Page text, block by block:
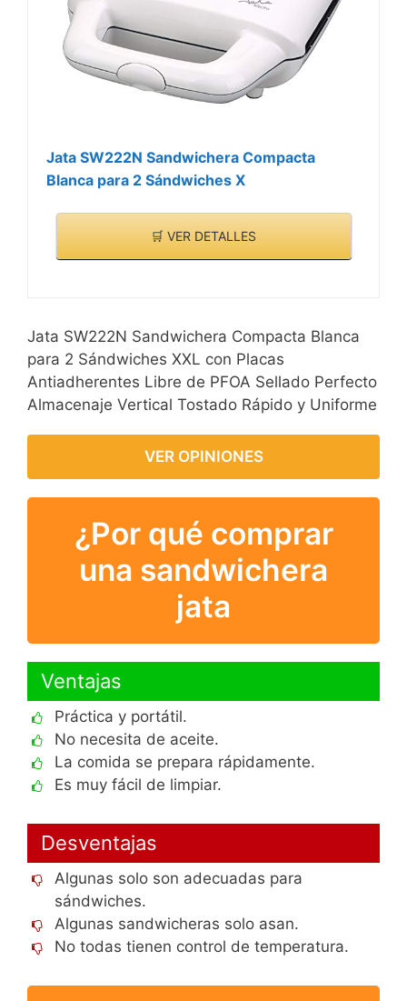
Jata SW222N Sandwichera Compacta
Blanca para 2 Sándwiches X
🛒 VER DETALLES
Jata SW222N Sandwichera Compacta Blanca
para 2 Sándwiches XXL con Placas
Antiadherentes Libre de PFOA Sellado Perfecto
Almacenaje Vertical Tostado Rápido y Uniforme
VER OPINIONES
¿Por qué comprar
una sandwichera
jata
Ventajas
Práctica y portátil.
No necesita de aceite.
La comida se prepara rápidamente.
Es muy fácil de limpiar.
Desventajas
Algunas solo son adecuadas para
sándwiches.
Algunas sandwicheras solo asan.
No todas tienen control de temperatura.